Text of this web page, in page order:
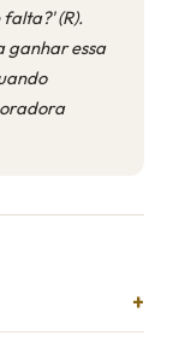
(R).
ganhar essa